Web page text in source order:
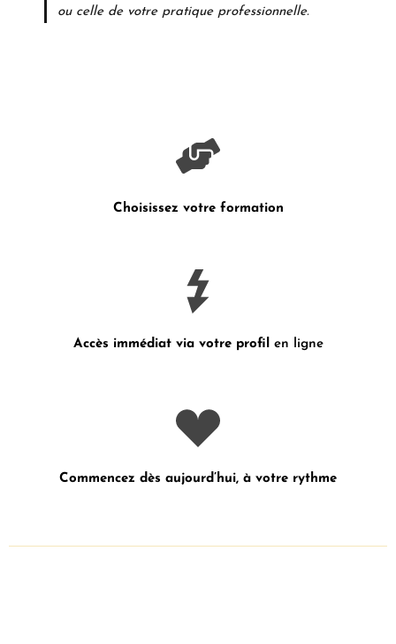
ou celle de votre pratique professionnelle.
Choisissez votre formation
Accès immédiat via votre profil en ligne
Commencez dès aujourd’hui, à votre rythme